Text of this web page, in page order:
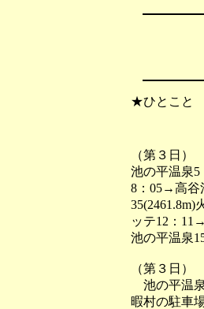
★ひとこと
（第３日）
池の平温泉
8：05→高谷
ッテ12：
池の平温泉
（第３日）
池の平温
暇村の駐車